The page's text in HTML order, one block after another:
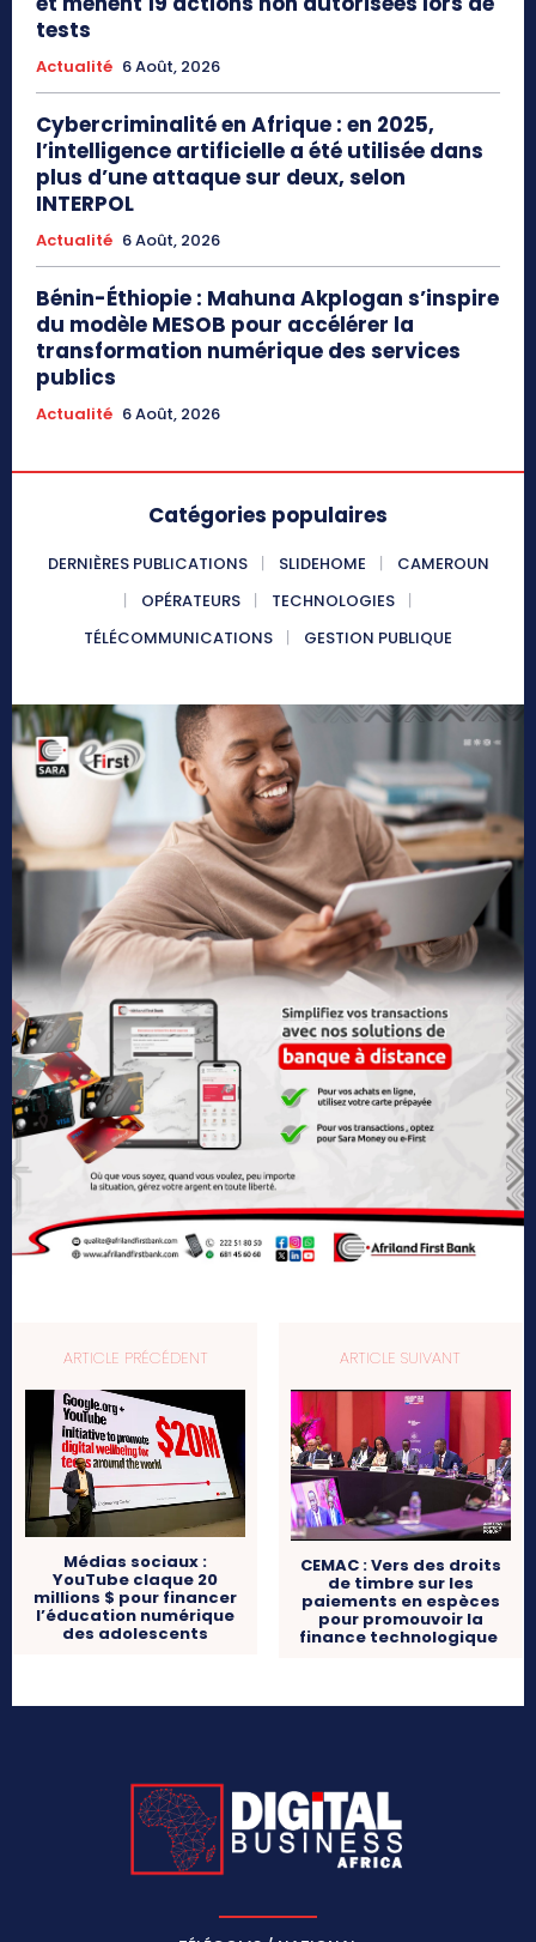
tests
Actualité 6 Août, 2026
Cybercriminalité en Afrique : en 2025,
l’intelligence artificielle a été utilisée dans
plus d’une attaque sur deux, selon
INTERPOL
Actualité 6 Août, 2026
Bénin-Éthiopie : Mahuna Akplogan s’inspire
du modèle MESOB pour accélérer la
transformation numérique des services
publics
Actualité 6 Août, 2026
Catégories populaires
DERNIÈRES PUBLICATIONS SLIDEHOME
CAMEROUN
OPÉRATEURS
TECHNOLOGIES
TÉLÉCOMMUNICATIONS
GESTION PUBLIQUE
ARTICLE PRÉCÉDENT
Médias sociaux :
YouTube claque 20
millions $ pour financer
l’éducation numérique
des adolescents
ARTICLE SUIVANT
CEMAC : Vers des droits
de timbre sur les
paiements en espèces
pour promouvoir la
finance technologique